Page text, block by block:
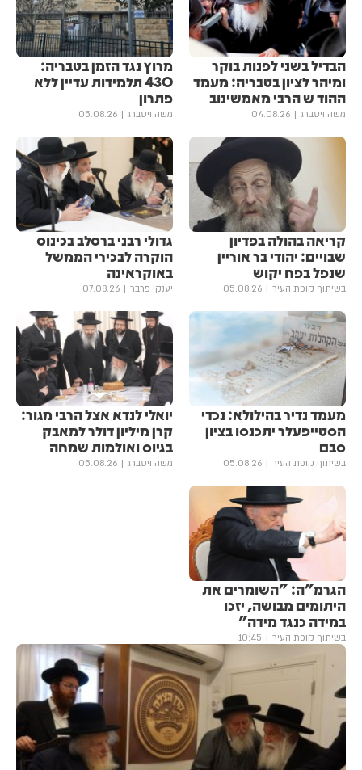
הבדיל בשני לפנות בוקר
ומיהר לציון בטבריה: מעמד
ההוד ש הרבי מאמשינוב
משה ויסברג 04.08.26
מרוץ נגד הזמן בטבריה:
430 תלמידות עדיין ללא
פתרון
משה ויסברג 05.08.26
קריאה בהולה בפדיון
שבויים: יהודי בר אוריין
שנפל בפח יקוש
בשיתוף קופת העיר 05.08.26
גדולי רבני ברסלב בכינוס
הוקרה לבכירי הממשל
באוקראינה
יענקי פרבר 07.08.26
מעמד נדיר בהילולא: נכדי
הסטייפעלר יתכנסו בציון
סבם
בשיתוף קופת העיר 05.08.26
יואלי לנדא אצל הרבי מגור:
קרן מיליון דולר למאבק
בגיוס ואולמות שמחה
משה ויסברג 05.08.26
הגרמ"ה: "השומרים את
היתומים מבושה, יזכו
במידה כנגד מידה"
בשיתוף קופת העיר 10:45